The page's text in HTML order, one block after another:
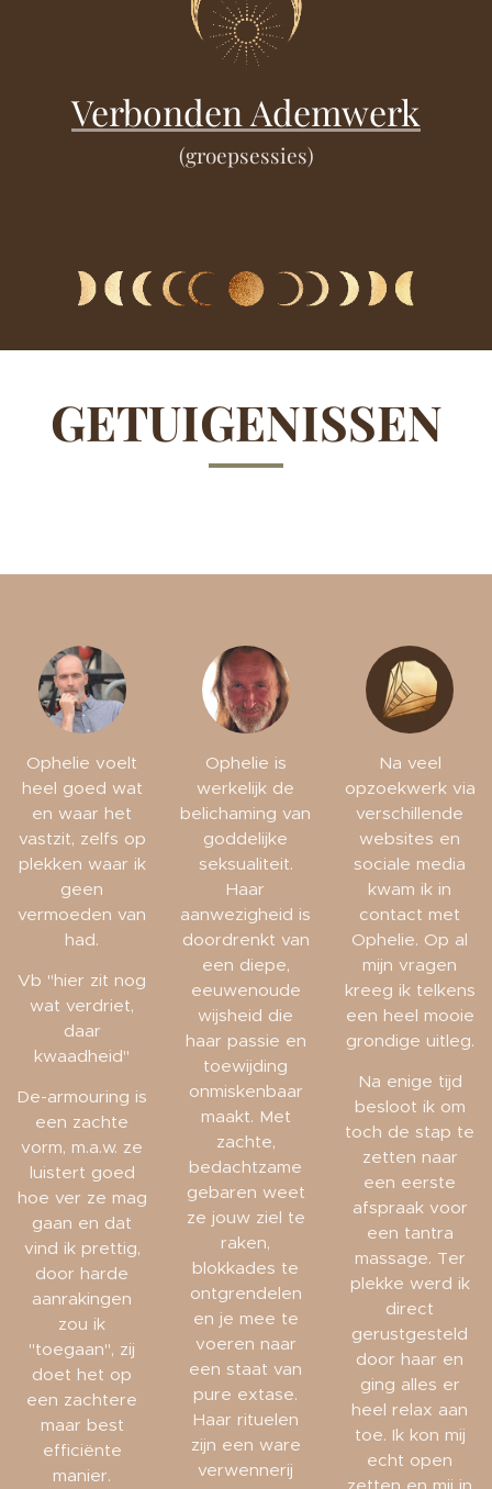
Verbonden Ademwerk
(groepsessies)
GETUIGENISSEN
Ophelie voelt
heel goed wat
en waar het
vastzit, zelfs op
plekken waar ik
geen
vermoeden van
had.
Vb "hier zit nog
wat verdriet,
daar
kwaadheid"
De-armouring is
een zachte
vorm, m.a.w. ze
luistert goed
hoe ver ze mag
gaan en dat
vind ik prettig,
door harde
aanrakingen
zou ik
"toegaan", zij
doet het op
een zachtere
maar best
efficiënte
manier.
Ophelie is
werkelijk de
belichaming van
goddelijke
seksualiteit.
Haar
aanwezigheid is
doordrenkt van
een diepe,
eeuwenoude
wijsheid die
haar passie en
toewijding
onmiskenbaar
maakt. Met
zachte,
bedachtzame
gebaren weet
ze jouw ziel te
raken,
blokkades te
ontgrendelen
en je mee te
voeren naar
een staat van
pure extase.
Haar rituelen
zijn een ware
verwennerij
Na veel
opzoekwerk via
verschillende
websites en
sociale media
kwam ik in
contact met
Ophelie. Op al
mijn vragen
kreeg ik telkens
een heel mooie
grondige uitleg.
Na enige tijd
besloot ik om
toch de stap te
zetten naar
een eerste
afspraak voor
een tantra
massage. Ter
plekke werd ik
direct
gerustgesteld
door haar en
ging alles er
heel relax aan
toe. Ik kon mij
echt open